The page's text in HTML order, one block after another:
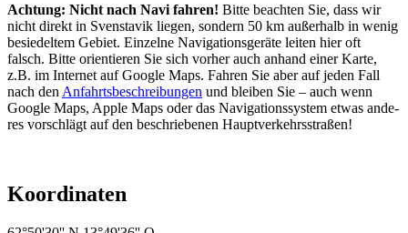
Achtung: Nicht nach Navi fahren! Bitte beachten Sie, dass wir
nicht direkt in Svenstavik liegen, sondern 50 km außerhalb in wenig
be­sie­del­tem Gebiet. Einzelne Navigationsgeräte leiten hier oft
falsch. Bitte orientieren Sie sich vorher auch an­hand einer Karte,
z.B. im Internet auf Google Maps. Fahren Sie aber auf jeden Fall
nach den Anfahrtsbe­schreib­ungen und bleiben Sie – auch wenn
Google Maps, Apple Maps oder das Navigationssystem etwas an­de­
res vorschlägt auf den beschriebenen Hauptverkehrsstraßen!
Koordinaten